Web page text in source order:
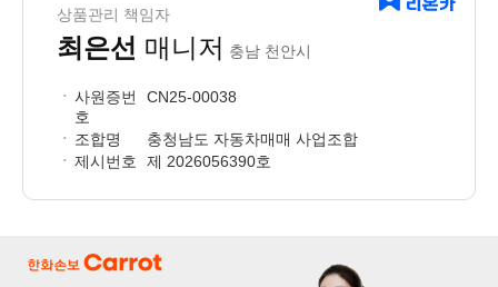
상품관리 책임자
최은선 매니저 충남 천안시
사원증번
호
CN25-00038
조합명
충청남도 자동차매매 사업조합
제시번호
제 2026056390호